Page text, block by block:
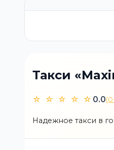
Такси
☆ ☆ ☆ ☆ ☆ 0.0
Надежное такси в